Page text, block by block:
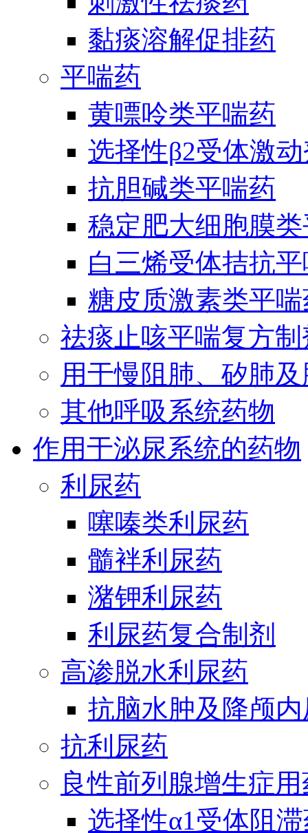
黏痰溶解促排药
平喘药
黄嘌呤类平喘药
选择性β2受体激
抗胆碱类平喘药
稳定肥大细胞膜
白三烯受体拮抗
糖皮质激素类平
祛痰止咳平喘复方制
用于慢阻肺、矽肺
其他呼吸系统药物
作用于泌尿系统的药物
利尿药
噻嗪类利尿药
髓袢利尿药
潴钾利尿药
利尿药复合制剂
高渗脱水利尿药
抗脑水肿及降颅
抗利尿药
良性前列腺增生症
选择性α1受体阻